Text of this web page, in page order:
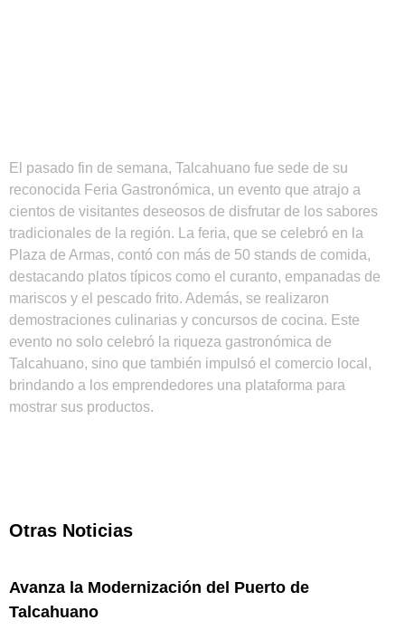
El pasado fin de semana, Talcahuano fue sede de su
reconocida Feria Gastronómica, un evento que atrajo a
cientos de visitantes deseosos de disfrutar de los sabores
tradicionales de la región. La feria, que se celebró en la
Plaza de Armas, contó con más de 50 stands de comida,
destacando platos típicos como el curanto, empanadas de
mariscos y el pescado frito. Además, se realizaron
demostraciones culinarias y concursos de cocina. Este
evento no solo celebró la riqueza gastronómica de
Talcahuano, sino que también impulsó el comercio local,
brindando a los emprendedores una plataforma para
mostrar sus productos.
Otras Noticias
Avanza la Modernización del Puerto de
Talcahuano